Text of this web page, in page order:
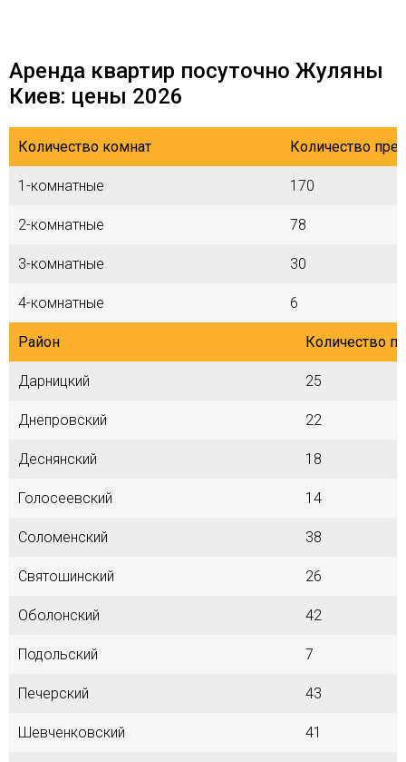
Аренда квартир посуточно Жуляны
Киев: цены 2026
Количество комнат Количество
1-комнатные 170
2-комнатные 78
3-комнатные 30
4-комнатные 6
Район Количество
Дарницкий 25
Днепровский 22
Деснянский 18
Голосеевский 14
Соломенский 38
Святошинский 26
Оболонский 42
Подольский 7
Печерский 43
Шевченковский 41